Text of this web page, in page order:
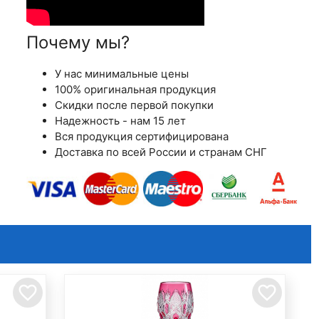
Почему мы?
У нас минимальные цены
100% оригинальная продукция
Скидки после первой покупки
Надежность - нам 15 лет
Вся продукция сертифицирована
Доставка по всей России и странам СНГ
favorite_border favorite_border